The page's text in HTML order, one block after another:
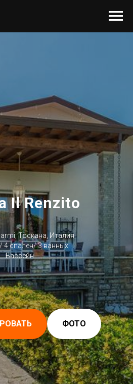
Il Renzito
Тоскана, Италия
4 спален/ 3 ванных
Бассейн
ФОТО